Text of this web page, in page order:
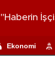
"Haberin
Ekonomi